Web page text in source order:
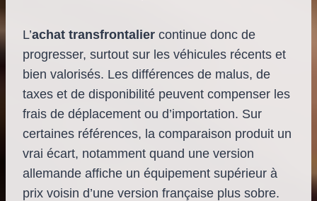
L’achat transfrontalier continue donc de
progresser, surtout sur les véhicules récents et
bien valorisés. Les différences de malus, de
taxes et de disponibilité peuvent compenser les
frais de déplacement ou d’importation. Sur
certaines références, la comparaison produit un
vrai écart, notamment quand une version
allemande affiche un équipement supérieur à
prix voisin d’une version française plus sobre.